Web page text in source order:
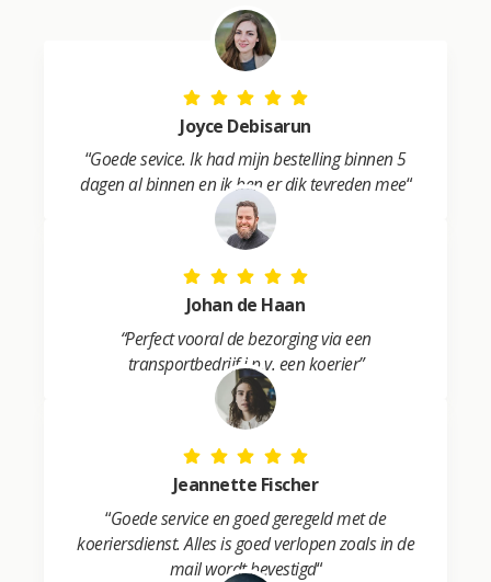
Joyce Debisarun
“Goede sevice. Ik had mijn bestelling binnen 5
dagen al binnen en ik ben er dik tevreden mee“
Johan de Haan
“Perfect vooral de bezorging via een
transportbedrijf i.p.v. een koerier”
Jeannette Fischer
“Goede service en goed geregeld met de
koeriersdienst. Alles is goed verlopen zoals in de
mail wordt bevestigd“